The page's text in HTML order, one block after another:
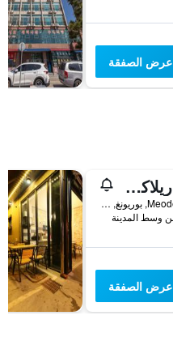
عرض الصفقة
بوريونج ريلاكس بنزين
150-1, Meodeu-ro, بوريونغ, كوريا الجنوبية
عرض الصفقة